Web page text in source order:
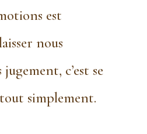
est
nous
c’est se
simplement.